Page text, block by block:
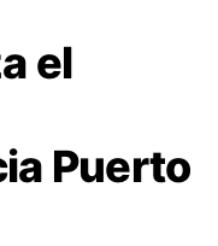
el
Puerto